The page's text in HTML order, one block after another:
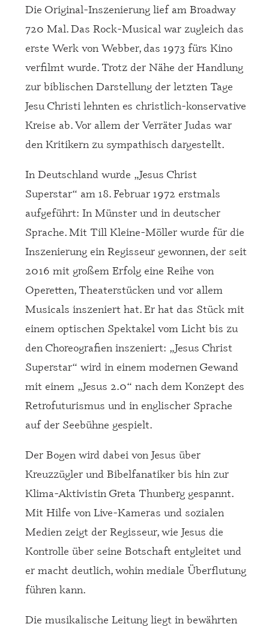
Die Original-Inszenierung lief am Broadway
720 Mal. Das Rock-Musical war zugleich das
erste Werk von Webber, das 1973 fürs Kino
verfilmt wurde. Trotz der Nähe der Handlung
zur biblischen Darstellung der letzten Tage
Jesu Christi lehnten es christlich-konservative
Kreise ab. Vor allem der Verräter Judas war
den Kritikern zu sympathisch dargestellt.
In Deutschland wurde „Jesus Christ
Superstar“ am 18. Februar 1972 erstmals
aufgeführt: In Münster und in deutscher
Sprache. Mit Till Kleine-Möller wurde für die
Inszenierung ein Regisseur gewonnen, der seit
2016 mit großem Erfolg eine Reihe von
Operetten, Theaterstücken und vor allem
Musicals inszeniert hat. Er hat das Stück mit
einem optischen Spektakel vom Licht bis zu
den Choreografien inszeniert: „Jesus Christ
Superstar“ wird in einem modernen Gewand
mit einem „Jesus 2.0“ nach dem Konzept des
Retrofuturismus und in englischer Sprache
auf der Seebühne gespielt.
Der Bogen wird dabei von Jesus über
Kreuzzügler und Bibelfanatiker bis hin zur
Klima-Aktivistin Greta Thunberg gespannt.
Mit Hilfe von Live-Kameras und sozialen
Medien zeigt der Regisseur, wie Jesus die
Kontrolle über seine Botschaft entgleitet und
er macht deutlich, wohin mediale Überflutung
führen kann.
Die musikalische Leitung liegt in bewährten